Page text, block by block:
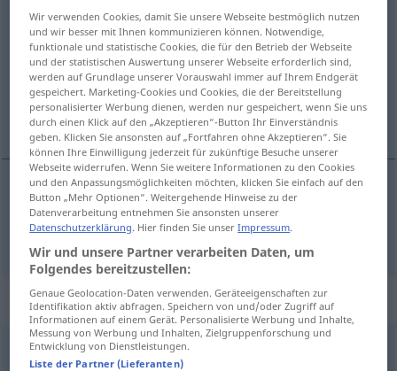
geläufig
Übersicht aller Übersetzungen
(Für mehr Details die Übersetzung anklicken/antippen)
常见的
常见的 [chángjiànde] geläufigvertraut
Synonyme für "geläufig"
klassisch,herkömmlich,häufig
Wir verwenden Cookies, damit Sie unsere Webseite bestmöglich nutzen
und wir besser mit Ihnen kommunizieren können. Notwendige,
funktionale und statistische Cookies, die für den Betrieb der Webseite
und der statistischen Auswertung unserer Webseite erforderlich sind,
werden auf Grundlage unserer Vorauswahl immer auf Ihrem Endgerät
gespeichert. Marketing-Cookies und Cookies, die der Bereitstellung
personalisierter Werbung dienen, werden nur gespeichert, wenn Sie uns
durch einen Klick auf den „Akzeptieren“-Button Ihr Einverständnis
geben. Klicken Sie ansonsten auf „Fortfahren ohne Akzeptieren“. Sie
können Ihre Einwilligung jederzeit für zukünftige Besuche unserer
Webseite widerrufen. Wenn Sie weitere Informationen zu den Cookies
und den Anpassungsmöglichkeiten möchten, klicken Sie einfach auf den
Button „Mehr Optionen“. Weitergehende Hinweise zu der
Datenverarbeitung entnehmen Sie ansonsten unserer
Datenschutzerklärung. Hier finden Sie unserImpressum.
Wir und unsere Partner verarbeiten Daten, um
Folgendes bereitzustellen:
Genaue Geolocation-Daten verwenden. Geräteeigenschaften zur
Identifikation aktiv abfragen. Speichern von und/oder Zugriff auf
Informationen auf einem Gerät. Personalisierte Werbung und Inhalte,
Messung von Werbung und Inhalten, Zielgruppenforschung und
Entwicklung von Dienstleistungen.
Liste der Partner (Lieferanten)